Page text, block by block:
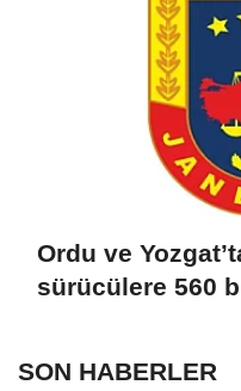
Ordu ve
sürücülere 560
SON HABERLER